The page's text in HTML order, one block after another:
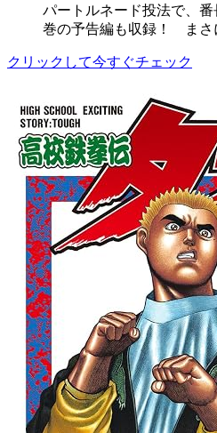
パートルネード投法で、
巻の予告編も収録！ まさ
クリックして今すぐチェック